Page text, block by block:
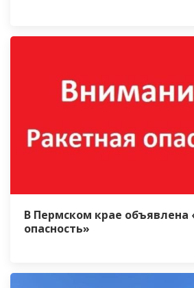
В Пермском крае объявлена
опасность»